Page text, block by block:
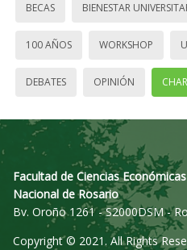
BECAS BIENESTAR
100 AÑOS WORKSHOP
DEBATES OPINIÓN
Facultad de Ciencias
Nacional de Rosario
Bv. Oroño 1261 - S2000DSM -
Copyright © 2021. All Rights